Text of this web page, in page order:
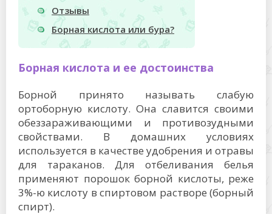
Отзывы
Борная кислота или бура?
Борная кислота и ее достоинства
Борной принято называть слабую
ортоборную кислоту. Она славится своими
обеззараживающими и противозудными
свойствами. В домашних условиях
используется в качестве удобрения и отравы
для тараканов. Для отбеливания белья
применяют порошок борной кислоты, реже
3%-ю кислоту в спиртовом растворе (борный
спирт).